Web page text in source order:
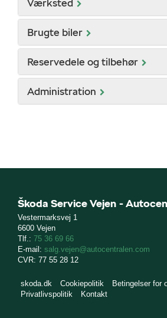
Værksted
Brugte biler
Reservedele og tilbehør
Administration
Škoda Service Vejen -
Vestermarksvej 1
6600 Vejen
Tlf.: 75 36 69 66
E-mail: salg.vejen@autocentralen.com
CVR: 77 55 28 12
skoda.dk Cookiepolitik
Betingelser for
Privatlivspolitik
Kontakt